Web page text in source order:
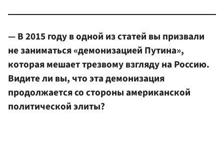
— В 2015 году в одной из статей вы призвали
не заниматься «демонизацией Путина»,
которая мешает трезвому взгляду на Россию.
Видите ли вы, что эта демонизация
продолжается со стороны американской
политической элиты?